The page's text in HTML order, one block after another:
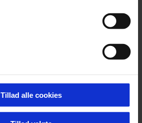
Tillad alle cookies